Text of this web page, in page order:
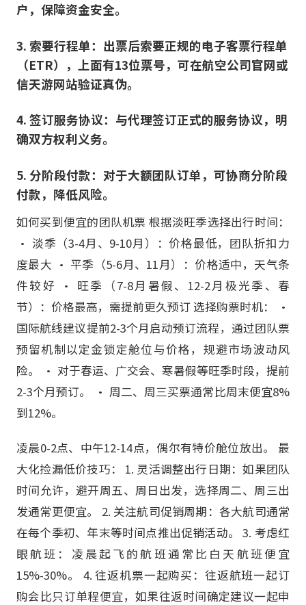
户，保障资金安全。
3. 索要行程单：出票后索要正规的电子客票行程单
（ETR），上面有13位票号，可在航空公司官网或
信天游网站验证真伪。
4. 签订服务协议：与代理签订正式的服务协议，明
确双方权利义务。
5. 分阶段付款：对于大额团队订单，可协商分阶段
付款，降低风险。
如何买到便宜的团队机票 根据淡旺季选择出行时间：
• 淡季（3-4月、9-10月）：价格最低，团队折扣力
度最大 • 平季（5-6月、11月）：价格适中，天气条
件较好 • 旺季（7-8月暑假、12-2月极光季、春
节）：价格最高，需提前更久预订 选择购票时机： •
国际航线建议提前2-3个月启动预订流程，通过团队票
预留机制以定金锁定舱位与价格，规避市场波动风
险。 • 对于春运、广交会、寒暑假等旺季时段，提前
2-3个月预订。 • 周二、周三买票通常比周末便宜8%
到12%。
凌晨0-2点、中午12-14点，偶尔有特价舱位放出。 最
大化捡漏低价技巧： 1. 灵活调整出行日期：如果团队
时间允许，避开周五、周日出发，选择周二、周三出
发通常更便宜。 2. 关注航司促销周期：各大航司通常
在每个季初、年末等时间点推出促销活动。 3. 考虑红
眼航班：凌晨起飞的航班通常比白天航班便宜
15%-30%。 4. 往返机票一起购买：往返航班一起订
购会比只订单程便宜，如果往返时间确定建议一起申